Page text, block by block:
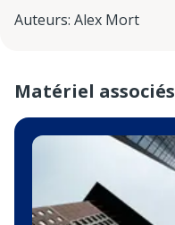
Auteurs: Alex Mort
Matériel associés